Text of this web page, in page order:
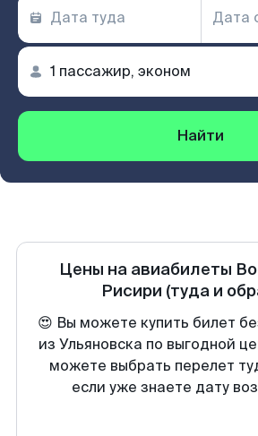
Найти
Цены на авиабилеты
Рисири (туда и
😍 Вы можете купить билет
из Ульяновска по выгодной
можете выбрать перелет
если уже знаете дату